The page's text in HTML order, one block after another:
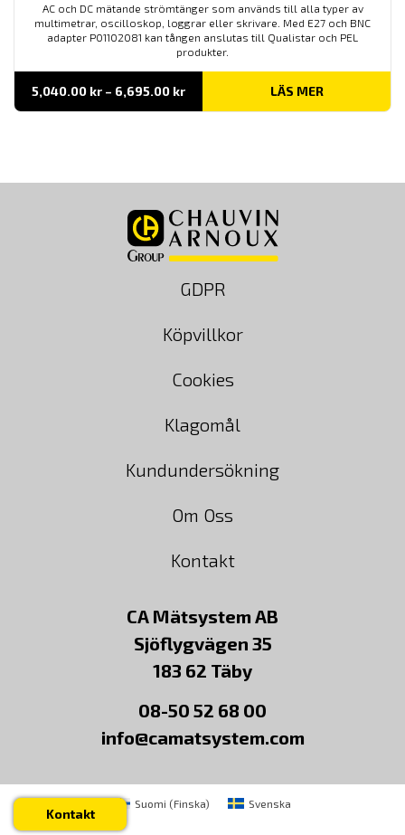
AC och DC mätande strömtänger som används till alla typer av
multimetrar, oscilloskop, loggrar eller skrivare. Med E27 och BNC
adapter P01102081 kan tången anslutas till Qualistar och PEL
produkter.
5,040.00 kr – 6,695.00 krPrisintervall:
till
LÄS MER
GDPR
Köpvillkor
Cookies
Klagomål
Kundundersökning
Om Oss
Kontakt
CA Mätsystem AB
Sjöflygvägen 35
183 62 Täby
08-50 52 68 00
info@camatsystem.com
Kontakt
Suomi (Finska) Svenska